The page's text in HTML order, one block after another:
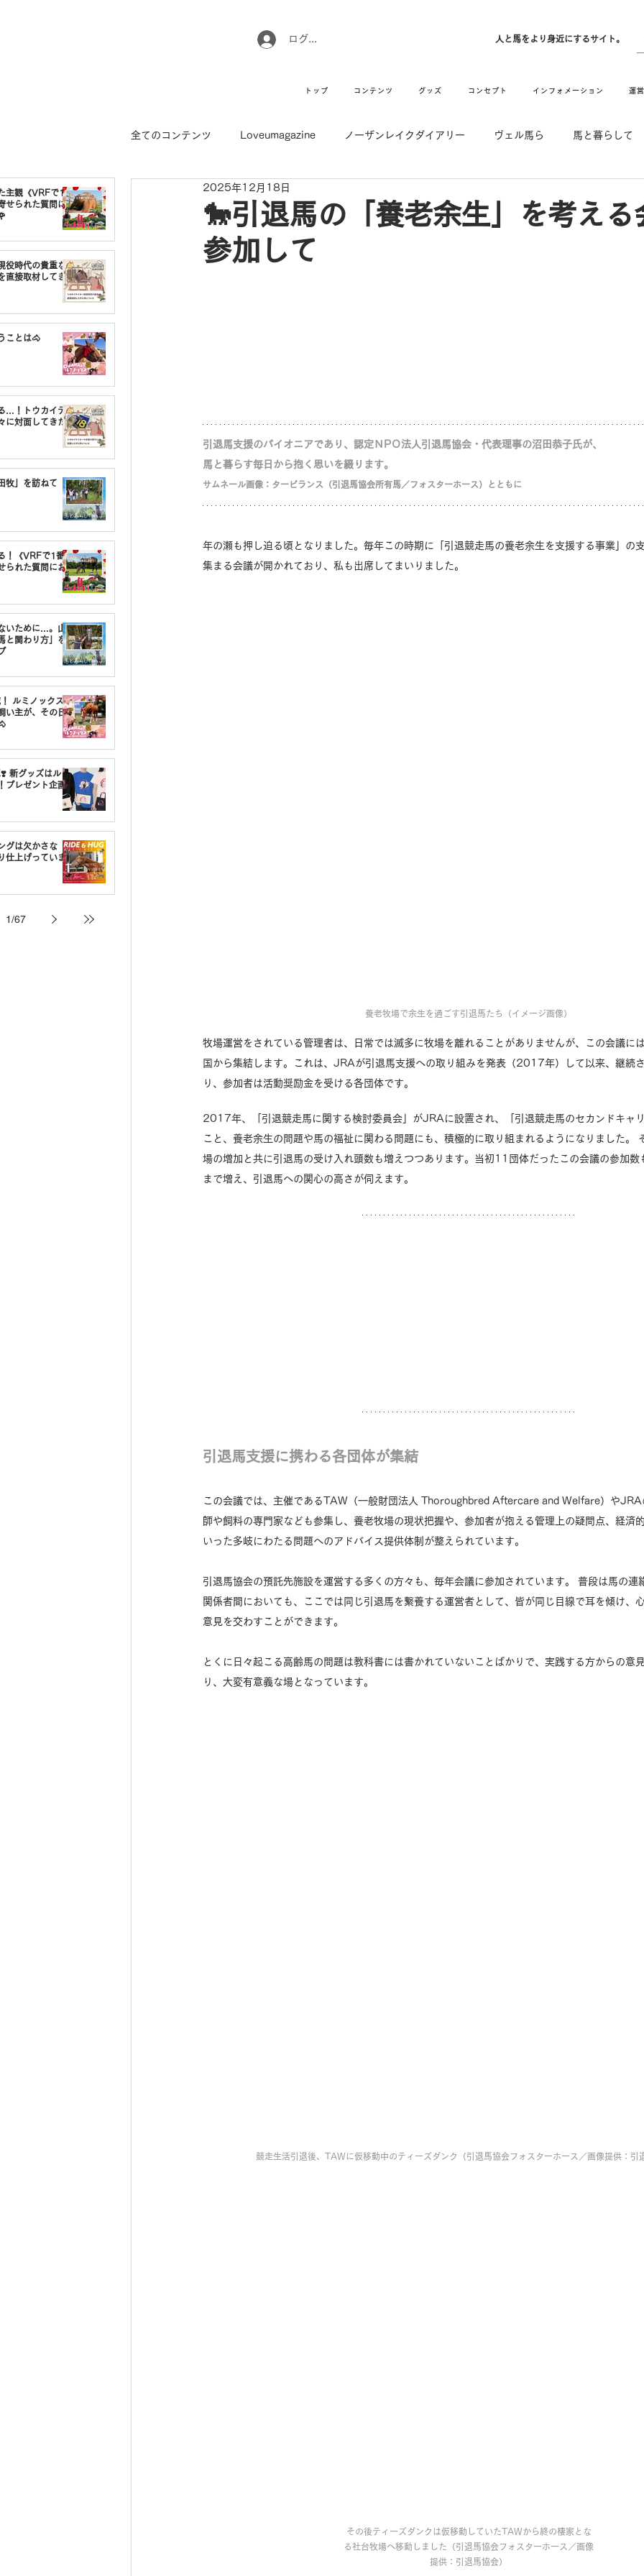
ログイン 人と馬をより身近にするサイト。
トップ コンテンツ グッズ コンセプト インフォメーション 運
主観《VRFで1番
せられた質問に
役時代の貴重な
直接取材してき
ことは🐴
…！トウカイテ
に対面してきた
牧」を訪ねて
！《VRFで1番〇
られた質問にお
いために…。山
と関わり方」を
ルミノックスの
い主が、その日
新グッズはルミ
プレゼント企画
グは欠かさな
仕上げっていま
1/67
全てのコンテンツ Loveumagazine ノーザンレイクダイアリー ヴェル馬ら 馬と暮らして
ウマのお坊さん徒然日記
引退馬コレクション インフォメーション
🐎引退馬の「養老余生」を考える
参加して
2025年12月18日
引退馬支援のパイオニアであり、認定ＮPＯ法人引退馬協会・代表理事の沼田恭子氏が、
馬と暮らす毎日から抱く思いを綴ります。
サムネール画像：タービランス（引退馬協会所有馬／フォスターホース）とともに
年の瀬も押し迫る頃となりました。毎年この時期に「引退競走馬の養老余生を支援する事業」の
集まる会議が開かれており、私も出席してまいりました。
養老牧場で余生を過ごす引退馬たち（イメージ画像）
牧場運営をされている管理者は、日常では滅多に牧場を離れることがありませんが、この会議に
国から集結します。これは、JRAが引退馬支援への取り組みを発表（2017年）して以来、継続
り、参加者は活動奨励金を受ける各団体です。
2017年、「引退競走馬に関する検討委員会」がJRAに設置され、「引退競走馬のセカンドキャ
こと、養老余生の問題や馬の福祉に関わる問題にも、積極的に取り組まれるようになりました。
場の増加と共に引退馬の受け入れ頭数も増えつつあります。当初11団体だったこの会議の参加
まで増え、引退馬への関心の高さが伺えます。
引退馬支援に携わる各団体が集結
この会議では、主催であるTAW（一般財団法人 Thoroughbred Aftercare and Welfare）やJRA
師や飼料の専門家なども参集し、養老牧場の現状把握や、参加者が抱える管理上の疑問点、経済
いった多岐にわたる問題へのアドバイス提供体制が整えられています。
引退馬協会の預託先施設を運営する多くの方々も、毎年会議に参加されています。 普段は馬の連
関係者間においても、ここでは同じ引退馬を繋養する運営者として、皆が同じ目線で耳を傾け、
意見を交わすことができます。
とくに日々起こる高齢馬の問題は教科書には書かれていないことばかりで、実践する方からの意
り、大変有意義な場となっています。
競走生活引退後、TAWに仮移動中のティーズダンク（引退馬協会フォスターホース／画像提供：引
その後ティーズダンクは仮移動していたTAWから終の棲家とな
る社台牧場へ移動しました（引退馬協会フォスターホース／画像
提供：引退馬協会）